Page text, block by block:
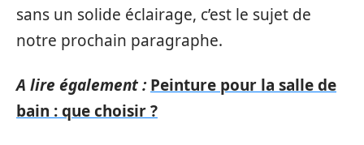
sans un solide éclairage, c’est le sujet de
notre prochain paragraphe.
A lire également : Peinture pour la salle de
bain : que choisir ?